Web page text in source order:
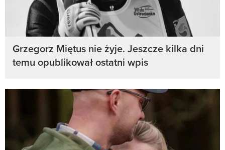
Grzegorz Miętus nie żyje. Jeszcze kilka dni
temu opublikował ostatni wpis